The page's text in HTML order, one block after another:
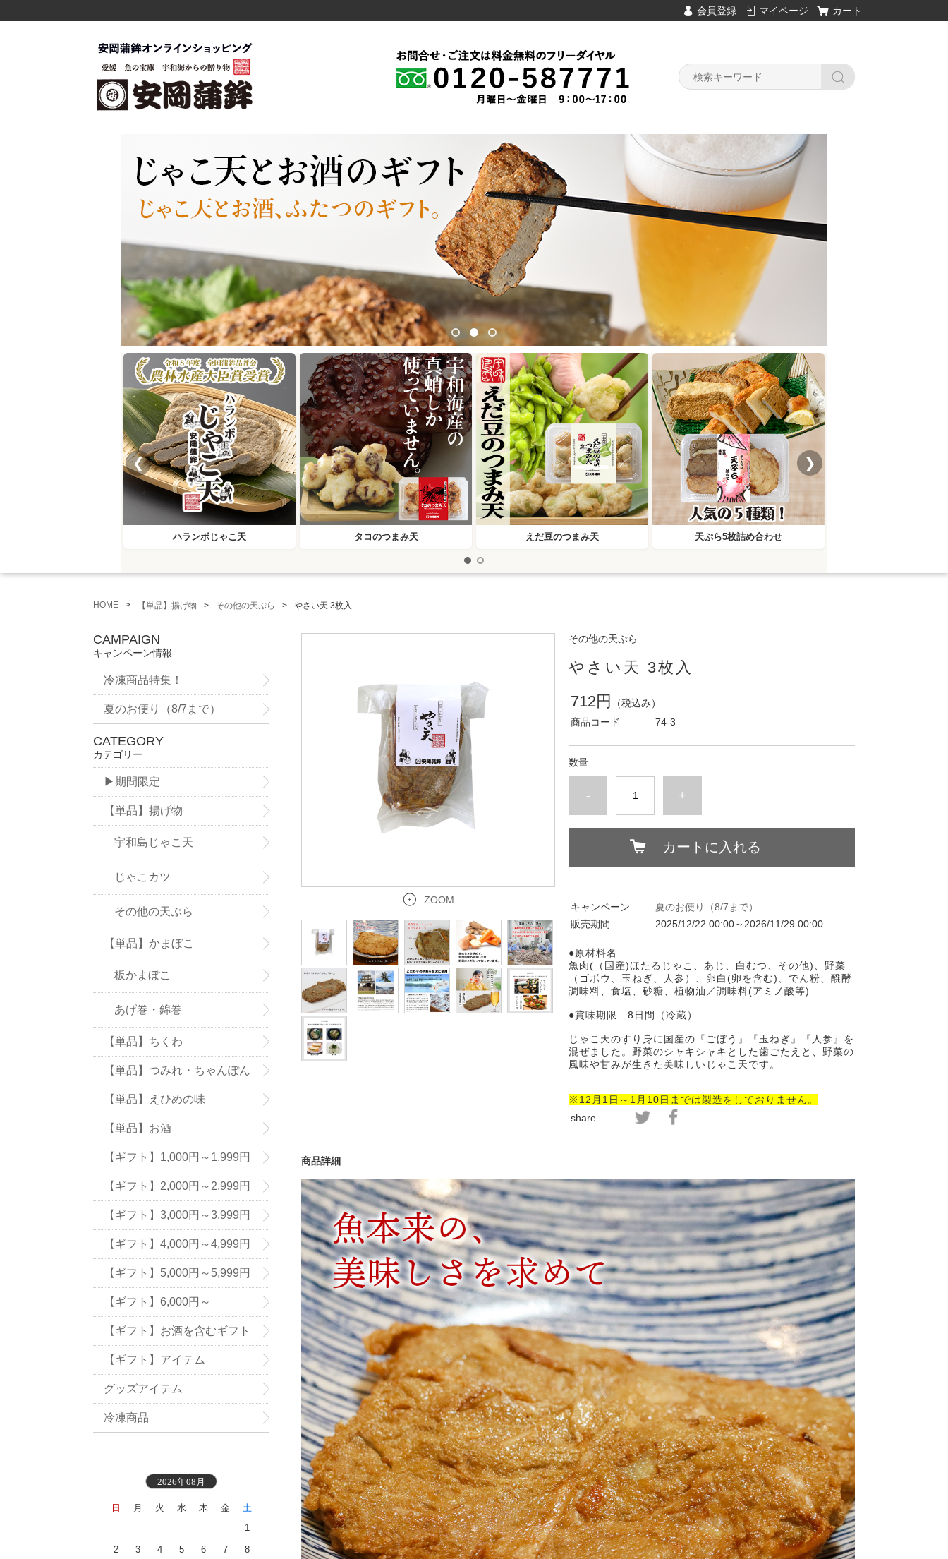
会員登録 マイページ カート
ハランボじゃこ天 タコのつまみ天 えだ豆のつまみ天 天ぷら5枚詰め合わせ
❮ ❯
HOME 【単品】揚げ物 その他の天ぷら やさい天 3枚入
ZOOM
その他の天ぷら
やさい天 3枚入
712円
（税込み）
商品コード
74-3
数量
- +
カートに入れる
キャンペーン
夏のお便り（8/7まで）
販売期間
2025/12/22 00:00～2026/11/29 00:00
●原材料名
魚肉(（国産)ほたるじゃこ、あじ、白むつ、その他)、野菜
（ゴボウ、玉ねぎ、人参）、卵白(卵を含む)、でん粉、醗酵
調味料、食塩、砂糖、植物油／調味料(アミノ酸等)
●賞味期限 8日間（冷蔵）
じゃこ天のすり身に国産の『ごぼう』『玉ねぎ』『人参』を
混ぜました。野菜のシャキシャキとした歯ごたえと、野菜の
風味や甘みが生きた美味しいじゃこ天です。
※12月1日～1 月10日までは製造をしておりません。
share
商品詳細
CAMPAIGN
キャンペーン情報
冷凍商品特集！
夏のお便り（8/7まで）
CATEGORY
カテゴリー
▶期間限定
【単品】揚げ物
宇和島じゃこ天
じゃこカツ
その他の天ぷら
【単品】かまぼこ
板かまぼこ
あげ巻・錦巻
【単品】ちくわ
【単品】つみれ・ちゃんぽん
の具
【単品】えひめの味
【単品】お酒
【ギフト】1,000円～1,999円
【ギフト】2,000円～2,999円
【ギフト】3,000円～3,999円
【ギフト】4,000円～4,999円
【ギフト】5,000円～5,999円
【ギフト】6,000円～
【ギフト】お酒を含むギフト
【ギフト】アイテム
グッズアイテム
冷凍商品
2026年08月
日 月 火 水 木 金
土
1
2 3 4 5 6 7 8